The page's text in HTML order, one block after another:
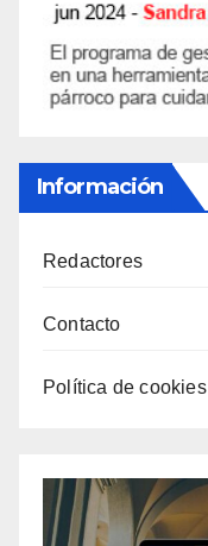
Información
Redactores
Contacto
Política de cookies